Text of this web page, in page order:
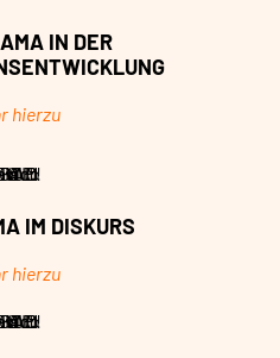
IN DER
hierzu
IM DISKURS
hierzu